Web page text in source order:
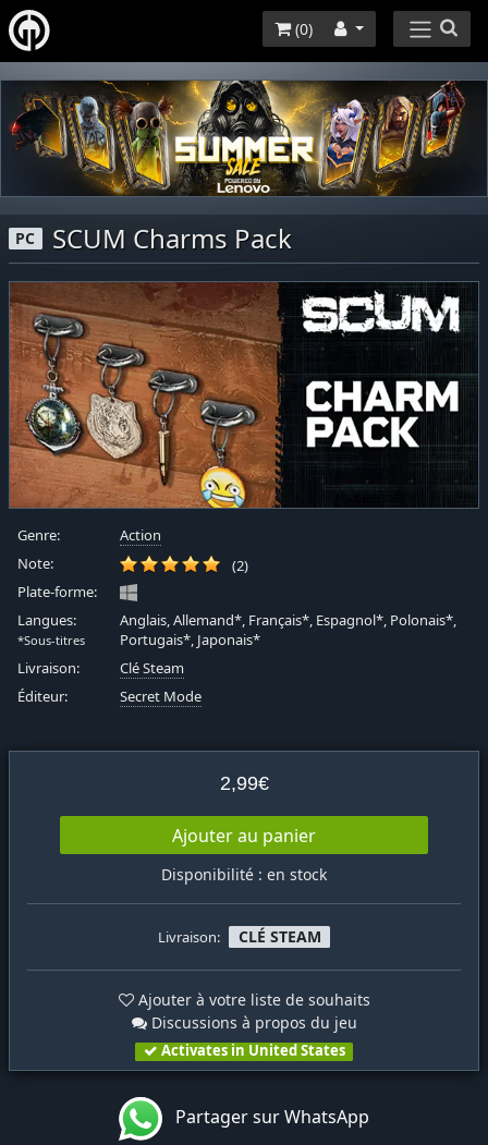
(0)
PC SCUM Charms Pack
Genre:
Action
Note:
(2)
Plate-forme:
Langues:
*Sous-titres
Anglais, Allemand*, Français*, Espagnol*, Polonais*,
Portugais*, Japonais*
Livraison:
Clé Steam
Éditeur:
Secret Mode
2,99€
Ajouter au panier
Disponibilité : en stock
Livraison: CLÉ STEAM
Ajouter à votre liste de souhaits
Discussions à propos du jeu
Activates in United States
Partager sur WhatsApp